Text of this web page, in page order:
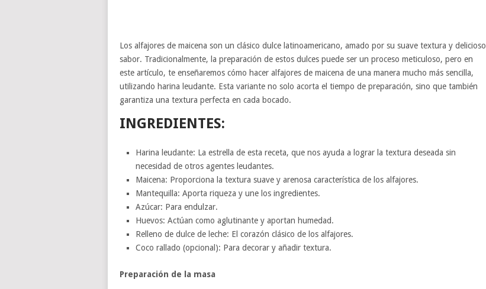
Los alfajores de maicena son un clásico dulce latinoamericano, amado por su suave textura y delicioso
sabor. Tradicionalmente, la preparación de estos dulces puede ser un proceso meticuloso, pero en
este artículo, te enseñaremos cómo hacer alfajores de maicena de una manera mucho más sencilla,
utilizando harina leudante. Esta variante no solo acorta el tiempo de preparación, sino que también
garantiza una textura perfecta en cada bocado.
INGREDIENTES:
Harina leudante: La estrella de esta receta, que nos ayuda a lograr la textura deseada sin
necesidad de otros agentes leudantes.
Maicena: Proporciona la textura suave y arenosa característica de los alfajores.
Mantequilla: Aporta riqueza y une los ingredientes.
Azúcar: Para endulzar.
Huevos: Actúan como aglutinante y aportan humedad.
Relleno de dulce de leche: El corazón clásico de los alfajores.
Coco rallado (opcional): Para decorar y añadir textura.
Preparación de la masa